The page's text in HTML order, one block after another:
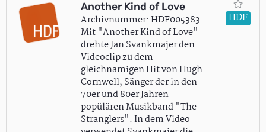
Another Kind of Love
Archivnummer: HDF005383
Mit "Another Kind of Love"
drehte Jan Svankmajer den
Videoclip zu dem
gleichnamigen Hit von Hugh
Cornwell, Sänger der in den
70er und 80er Jahren
popülären Musikband "The
Stranglers". In dem Video
HDF